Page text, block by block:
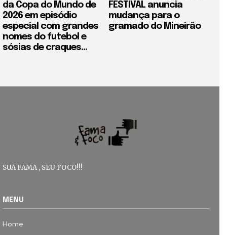
da Copa do Mundo de
2026 em episódio
especial com grandes
nomes do futebol e
sósias de craques...
FESTIVAL anuncia
mudança para o
gramado do Mineirão
SUA FAMA , SEU FOCO!!!
MENU
Home